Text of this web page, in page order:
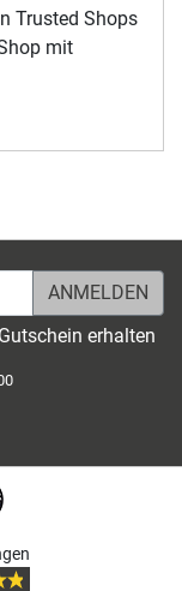
Trusted Shops
mit
erhalten